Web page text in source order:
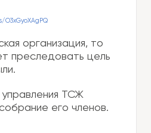
организация, то
преследовать цель
ТСЖ
его членов.